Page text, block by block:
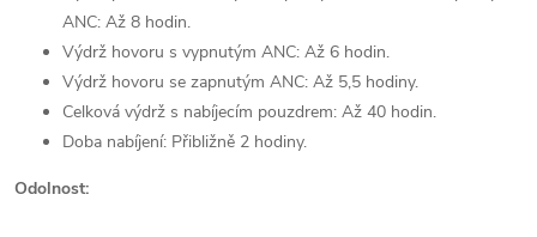
ANC: Až 8 hodin.
Výdrž hovoru s vypnutým ANC: Až 6 hodin.
Výdrž hovoru se zapnutým ANC: Až 5,5 hodiny.
Celková výdrž s nabíjecím pouzdrem: Až 40 hodin.
Doba nabíjení: Přibližně 2 hodiny.
Odolnost: